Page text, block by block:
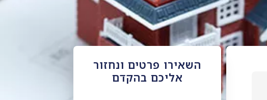
השאירו פרטים ונחזור
אליכם בהקדם